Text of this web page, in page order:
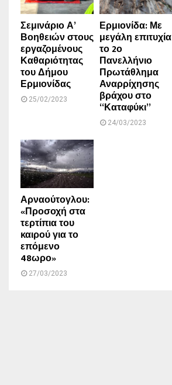
Σεμινάριο Α’
Βοηθειών στους
εργαζομένους
Καθαριότητας
του Δήμου
Ερμιονίδας
25/02/2023
Ερμιονίδα: Με
μεγάλη επιτυχία
το 2ο
Πανελλήνιο
Πρωτάθλημα
Αναρρίχησης
βράχου στο
“Καταφύκι”
24/03/2023
Αρναούτογλου:
«Προσοχή στα
τερτίπια του
καιρού για το
επόμενο
48ωρο»
27/03/2023